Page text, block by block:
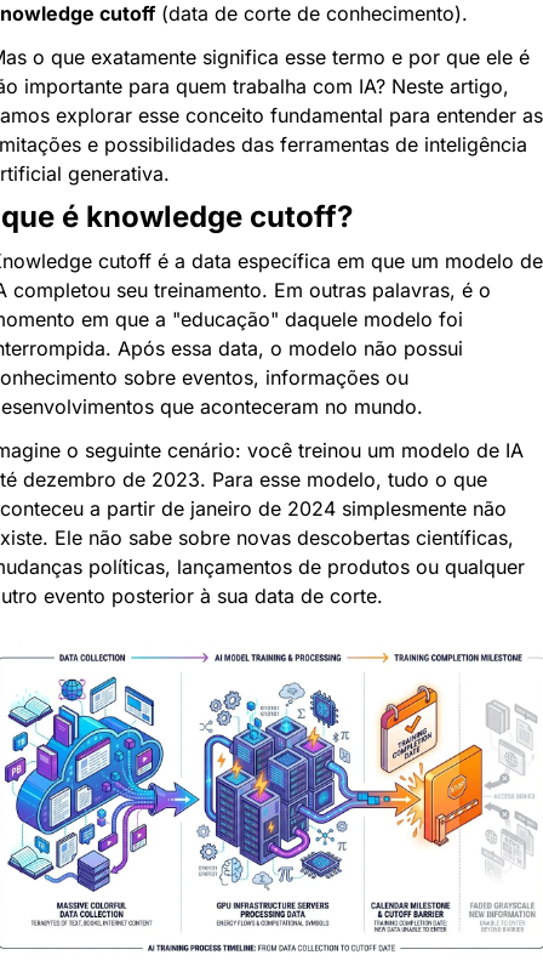
cutoff (data de corte de conhecimento).
o que exatamente significa esse termo e por que ele é
importante para quem trabalha com IA? Neste artigo,
explorar esse conceito fundamental para entender as
e possibilidades das ferramentas de inteligência
generativa.
é knowledge cutoff?
cutoff é a data específica em que um modelo de
completou seu treinamento. Em outras palavras, é o
em que a "educação" daquele modelo foi
Após essa data, o modelo não possui
sobre eventos, informações ou
que aconteceram no mundo.
o seguinte cenário: você treinou um modelo de IA
dezembro de 2023. Para esse modelo, tudo o que
a partir de janeiro de 2024 simplesmente não
Ele não sabe sobre novas descobertas científicas,
políticas, lançamentos de produtos ou qualquer
evento posterior à sua data de corte.